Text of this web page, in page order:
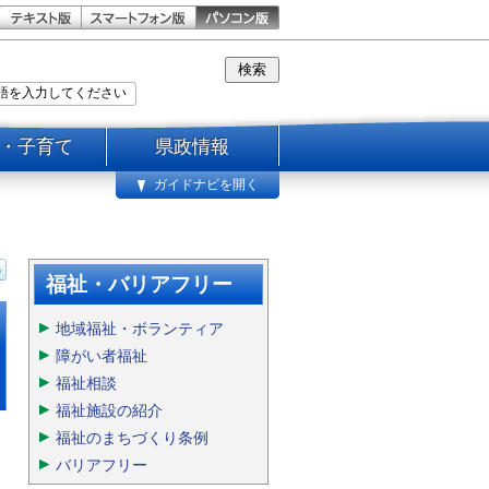
子育て 県政情報
ガイドナビを開く
福祉・バリアフリー
地域福祉・ボランティア
障がい者福祉
福祉相談
福祉施設の紹介
福祉のまちづくり条例
バリアフリー